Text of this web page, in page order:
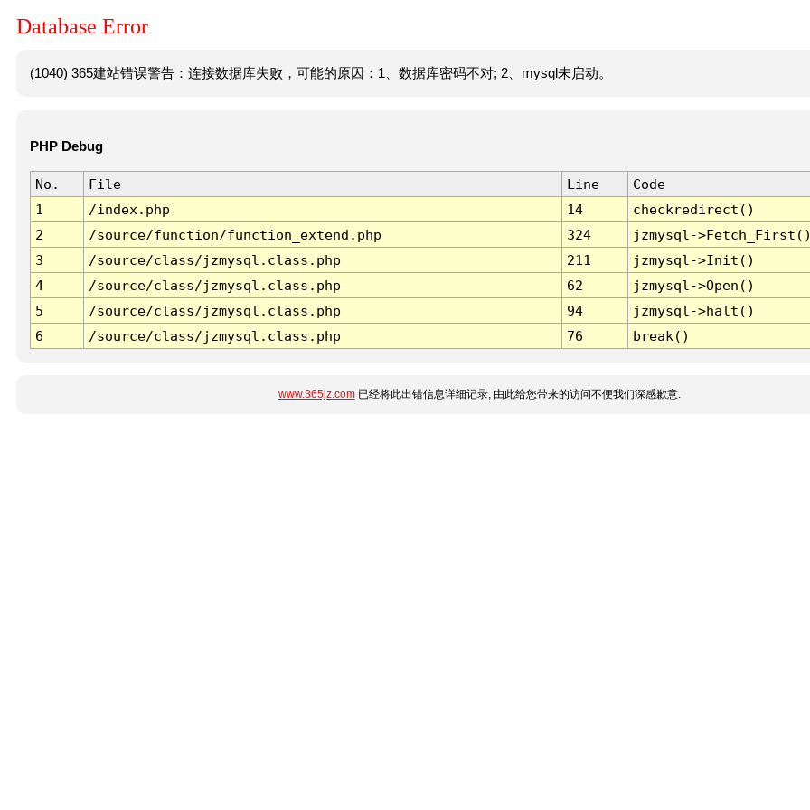
Database Error
(1040) 365建站错误警告：连接数据库失败，可能的原因：1、数据库密码不对; 2、mysql未启动。
PHP Debug
No. File Line
Code
1
/index.php 14
checkredirect()
2
/source/function/function_extend.php 324
jzmysql-
3
/source/class/jzmysql.class.php 211
jzmysql->Init()
4
/source/class/jzmysql.class.php 62
jzmysql->Open()
5
/source/class/jzmysql.class.php 94
jzmysql->halt()
6
/source/class/jzmysql.class.php 76 break()
www.365jz.com已经将此出错信息详细记录, 由此给您带来的访问不便我们深感歉意.